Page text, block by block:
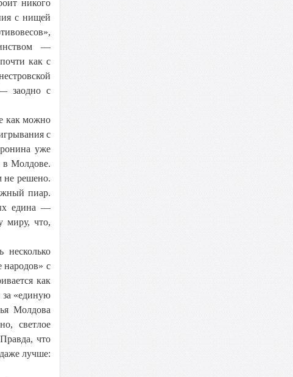
никого
с нищей
—
как с
заодно с
как можно
с
уже
в Молдове.
не решено.
пиар.
едина —
миру, что,
несколько
с
как
за «единую
Молдова
светлое
что
лучше: